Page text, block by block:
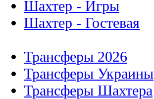
Шахтер - Игры
Шахтер - Гостевая
Трансферы 2026
Трансферы Украины
Трансферы Шахтера